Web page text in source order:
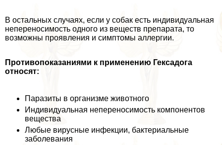
В остальных случаях, если у собак есть индивидуальная
непереносимость одного из веществ препарата, то
возможны проявления и симптомы аллергии.
Противопоказаниями к применению Гексадога
относят:
Паразиты в организме животного
Индивидуальная непереносимость компонентов
вещества
Любые вирусные инфекции, бактериальные
заболевания